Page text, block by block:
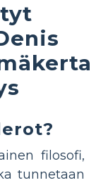
filosofi,
tunnetaan